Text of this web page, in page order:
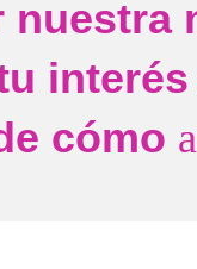
nuestra
cómo